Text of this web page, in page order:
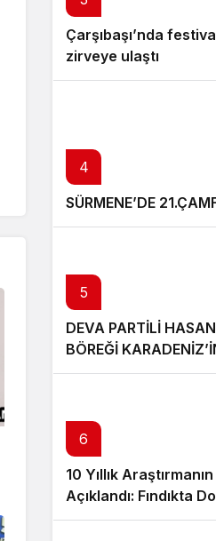
Çarşıbaşı’nda
zirveye ulaştı
4
SÜRMENE’DE
5
DEVA PARTİLİ
BÖREĞİ
KİMLİĞİ
6
10 Yıllık
Açıklandı: Fındıkta
Rakım Belirlendi